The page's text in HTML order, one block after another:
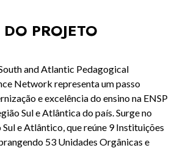
PROJETO
and Atlantic Pedagogical
Network representa um passo
e excelência do ensino na ENSP
Sul e Atlântica do país. Surge no
e Atlântico, que reúne 9 Instituições
53 Unidades Orgânicas e